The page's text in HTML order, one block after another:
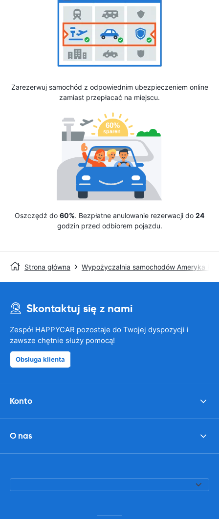
Zarezerwuj samochód z odpowiednim ubezpieczeniem online
zamiast przepłacać na miejscu.
Oszczędź do 60%. Bezpłatne anulowanie rezerwacji do 24
godzin przed odbiorem pojazdu.
Strona główna Wypożyczalnia samochodów Ameryka
Skontaktuj się z nami
Zespół HAPPYCAR pozostaje do Twojej dyspozycji i
zawsze chętnie służy pomocą!
Obsługa klienta
Konto
O nas